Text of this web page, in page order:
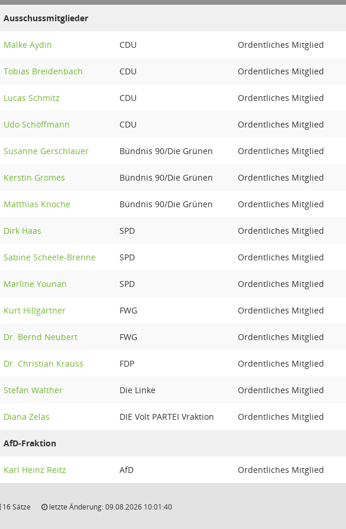
Ausschussmitglieder
Malke Aydin CDU Ordentliches Mitglied
Tobias Breidenbach CDU Ordentliches Mitglied
Lucas Schmitz CDU Ordentliches Mitglied
Udo Schöffmann CDU Ordentliches Mitglied
Susanne Gerschlauer Bündnis 90/Die Grünen Ordentliches Mitglied
Kerstin Gromes Bündnis 90/Die Grünen Ordentliches Mitglied
Matthias Knoche Bündnis 90/Die Grünen Ordentliches Mitglied
Dirk Haas SPD Ordentliches Mitglied
Sabine Scheele-Brenne SPD Ordentliches Mitglied
Marline Younan SPD Ordentliches Mitglied
Kurt Hillgärtner FWG Ordentliches Mitglied
Dr. Bernd Neubert FWG Ordentliches Mitglied
Dr. Christian Krauss FDP Ordentliches Mitglied
Stefan Walther Die Linke Ordentliches Mitglied
Diana Zelas DIE Volt PARTEI Vraktion Ordentliches Mitglied
AfD-Fraktion
Karl Heinz Reitz AfD Ordentliches Mitglied
16 Sätze letzte Änderung: 09.08.2026 10:01:40